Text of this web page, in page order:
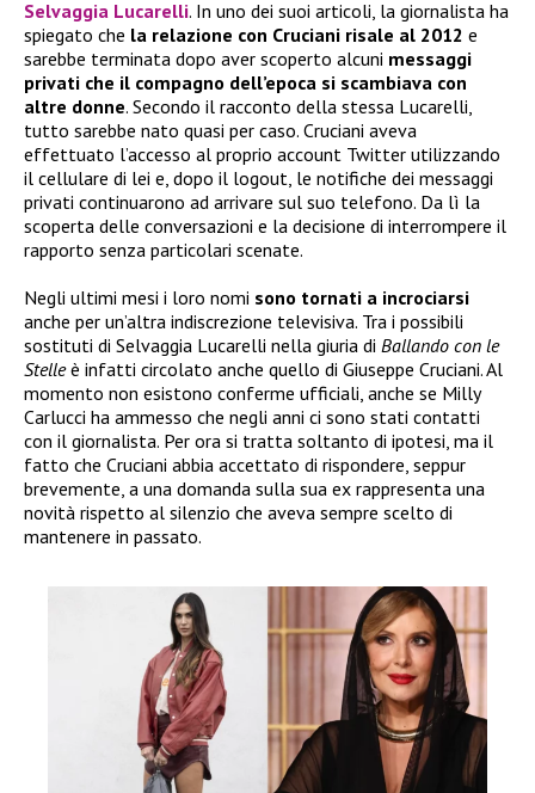
Selvaggia Lucarelli. In uno dei suoi articoli, la giornalista ha
spiegato che la relazione con Cruciani risale al 2012 e
sarebbe terminata dopo aver scoperto alcuni messaggi
privati che il compagno dell’epoca si scambiava con
altre donne. Secondo il racconto della stessa Lucarelli,
tutto sarebbe nato quasi per caso. Cruciani aveva
effettuato l’accesso al proprio account Twitter utilizzando
il cellulare di lei e, dopo il logout, le notifiche dei messaggi
privati continuarono ad arrivare sul suo telefono. Da lì la
scoperta delle conversazioni e la decisione di interrompere il
rapporto senza particolari scenate.
Negli ultimi mesi i loro nomi sono tornati a incrociarsi
anche per un’altra indiscrezione televisiva. Tra i possibili
sostituti di Selvaggia Lucarelli nella giuria di Ballando con le
Stelleè infatti circolato anche quello di Giuseppe Cruciani. Al
momento non esistono conferme ufficiali, anche se Milly
Carlucci ha ammesso che negli anni ci sono stati contatti
con il giornalista. Per ora si tratta soltanto di ipotesi, ma il
fatto che Cruciani abbia accettato di rispondere, seppur
brevemente, a una domanda sulla sua ex rappresenta una
novità rispetto al silenzio che aveva sempre scelto di
mantenere in passato.